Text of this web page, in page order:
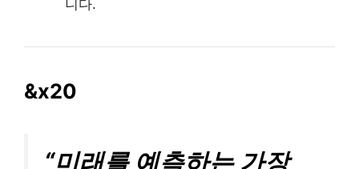
니다.
&x20
“미래를 예측하는 가장